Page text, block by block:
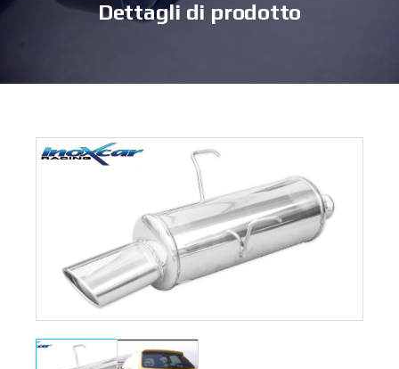
Dettagli di prodotto